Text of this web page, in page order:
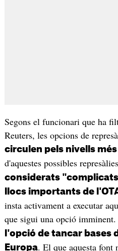
Segons el funcionari que ha
Reuters, les opcions de
circulen pels nivells
d'aquestes possibles
considerats
llocs importants de
insta activament a executar
que sigui una opció imminent.
l'opció de tancar bases
Europa. El que aquesta font